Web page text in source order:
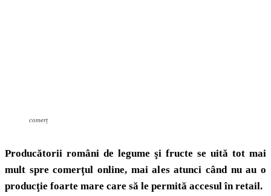
comerț
Producătorii români de legume şi fructe se uită tot mai
mult spre comerţul online, mai ales atunci când nu au o
producţie foarte mare care să le permită accesul în retail.